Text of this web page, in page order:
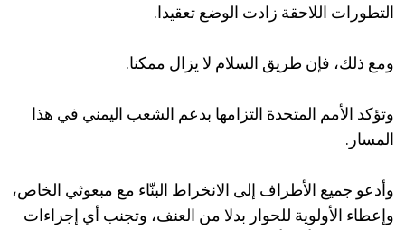
التطورات اللاحقة زادت الوضع تعقيدا.
ومع ذلك، فإن طريق السلام لا يزال ممكنا.
وتؤكد الأمم المتحدة التزامها بدعم الشعب اليمني في هذا
المسار.
وأدعو جميع الأطراف إلى الانخراط البنّاء مع مبعوثي الخاص،
وإعطاء الأولوية للحوار بدلا من العنف، وتجنب أي إجراءات